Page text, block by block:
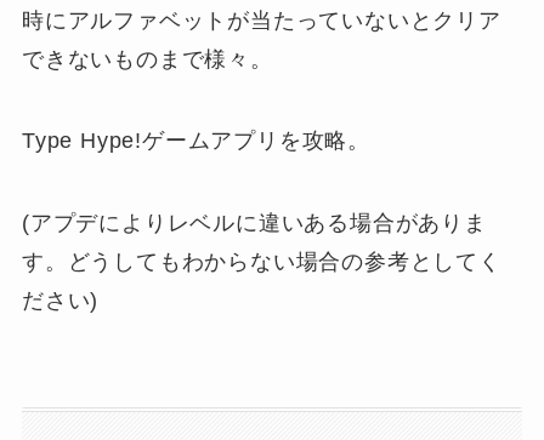
時にアルファベットが当たっていないとクリア
できないものまで様々。
Type Hype!ゲームアプリを攻略。
(アプデによりレベルに違いある場合がありま
す。どうしてもわからない場合の参考としてく
ださい)